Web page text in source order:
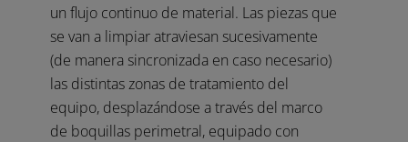
un flujo continuo de material. Las piezas que
se van a limpiar atraviesan sucesivamente
(de manera sincronizada en caso necesario)
las distintas zonas de tratamiento del
equipo, desplazándose a través del marco
de boquillas perimetral, equipado con